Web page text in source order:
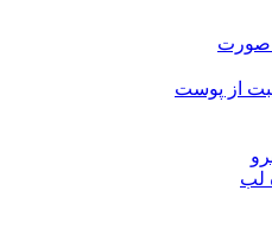
صورت
از پوست
لب